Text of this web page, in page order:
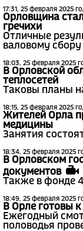
17:31, 25 февраля 2025
Орловщина
гречихи
Отличные
валовому
18:03, 25 февраля 2025
В Орловской
теплосетей
Таковы планы
18:15, 25 февраля 2025
Жителей Орла
медицины
Занятия
18:34, 25 февраля 2025
В Орловском
документов
Также в фонде
18:49, 25 февраля 2025
В Орле готовы
Ежегодный
половодья